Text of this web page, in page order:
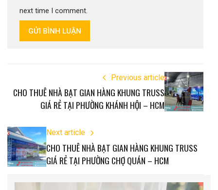
next time I comment.
GỬI BÌNH LUẬN
Previous article
CHO THUÊ NHÀ BẠT GIAN HÀNG KHUNG TRUSS
GIÁ RẺ TẠI PHƯỜNG KHÁNH HỘI – HCM
Next article
CHO THUÊ NHÀ BẠT GIAN HÀNG KHUNG TRUSS
GIÁ RẺ TẠI PHƯỜNG CHỢ QUÁN – HCM